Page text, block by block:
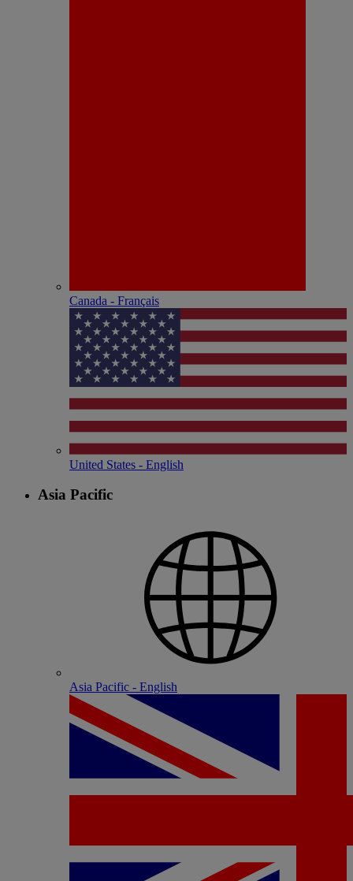
Canada - Français
United States - English
Asia Pacific
Asia Pacific - English